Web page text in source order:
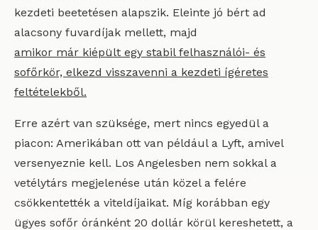
kezdeti beetetésen alapszik. Eleinte jó bért ad
alacsony fuvardíjak mellett, majd
amikor már kiépült egy stabil felhasználói- és
sofőrkör, elkezd visszavenni a kezdeti ígéretes
feltételekből.
Erre azért van szüksége, mert nincs egyedül a
piacon: Amerikában ott van például a Lyft, amivel
versenyeznie kell. Los Angelesben nem sokkal a
vetélytárs megjelenése után közel a felére
csökkentették a viteldíjaikat. Míg korábban egy
ügyes sofőr óránként 20 dollár körül kereshetett, a